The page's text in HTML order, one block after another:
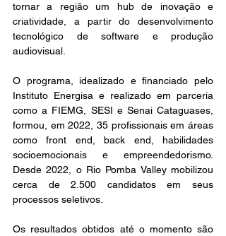
tornar a região um hub de inovação e
criatividade, a partir do desenvolvimento
tecnológico de software e produção
audiovisual.
O programa, idealizado e financiado pelo
Instituto Energisa e realizado em parceria
como a FIEMG, SESI e Senai Cataguases,
formou, em 2022, 35 profissionais em áreas
como front end, back end, habilidades
socioemocionais e empreendedorismo.
Desde 2022, o Rio Pomba Valley mobilizou
cerca de 2.500 candidatos em seus
processos seletivos.
Os resultados obtidos até o momento são